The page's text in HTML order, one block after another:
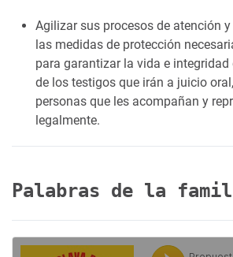
Agilizar sus procesos de atención
las medidas de protección
para garantizar la vida e
de los testigos que irán a juicio
personas que les acompañan y
legalmente.
Palabras de la